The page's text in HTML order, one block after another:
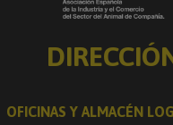
OFICINAS Y ALMACÉN